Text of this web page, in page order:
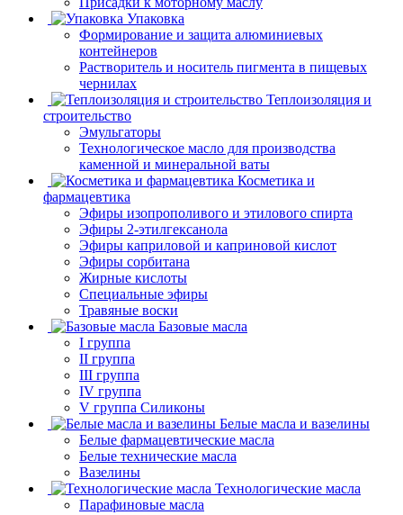
Упаковка
Формирование и защита алюминиевых
контейнеров
Растворитель и носитель пигмента в пищевых
чернилах
Теплоизоляция и
строительство
Эмульгаторы
Технологическое масло для производства
каменной и минеральной ваты
Косметика и
фармацевтика
Эфиры изопрополивого и этилового спирта
Эфиры 2-этилгексанола
Эфиры каприловой и каприновой кислот
Эфиры сорбитана
Жирные кислоты
Специальные эфиры
Травяные воски
Базовые масла
I группа
II группа
III группа
IV группа
V группа Силиконы
Белые масла и вазелины
Белые фармацевтические масла
Белые технические масла
Вазелины
Технологические масла
Парафиновые масла